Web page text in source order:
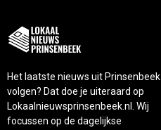
Het laatste nieuws uit Prinsenbeek
volgen? Dat doe je uiteraard op
Lokaalnieuwsprinsenbeek.nl. Wij
focussen op de dagelijkse